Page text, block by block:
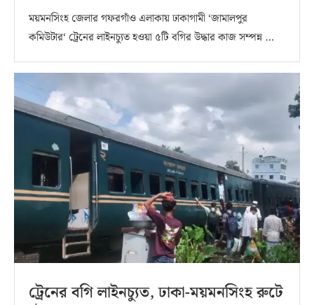
ময়মনসিংহ জেলার গফরগাঁও এলাকায় ঢাকাগামী ‘জামালপুর
কমিউটার‘ ট্রেনের লাইনচ্যুত হওয়া ৫টি বগির উদ্ধার কাজ সম্পন্ন …
ট্রেনের বগি লাইনচ্যুত, ঢাকা-ময়মনসিংহ রুটে